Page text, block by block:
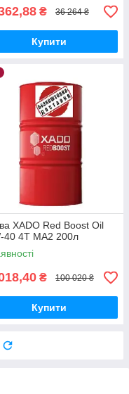
₴ 36 264 ₴
Купити
XADO Red Boost Oil
40 4T MA2 200л
₴ 100 020 ₴
Купити